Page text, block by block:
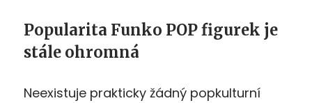
Popularita Funko POP figurek je
stále ohromná
Neexistuje prakticky žádný popkulturní